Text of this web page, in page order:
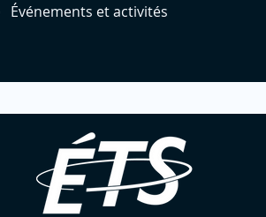
Événements et activités